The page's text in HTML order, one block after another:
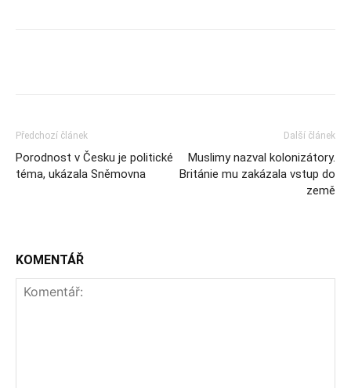
Předchozí článek
Porodnost v Česku je politické
téma, ukázala Sněmovna
Další článek
Muslimy nazval kolonizátory.
Británie mu zakázala vstup do
země
KOMENTÁŘ